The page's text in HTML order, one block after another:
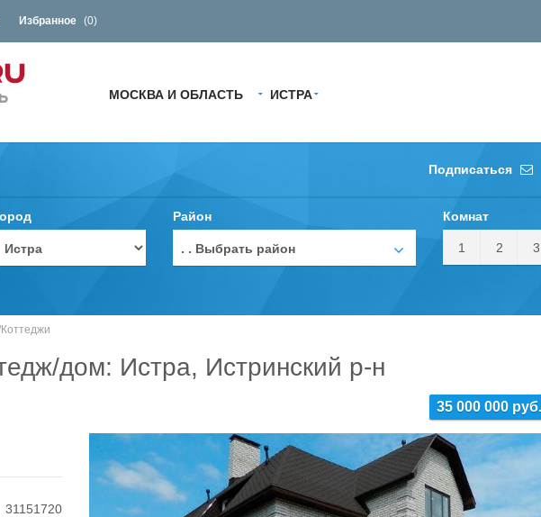
Избранное (0)
МОСКВА И ОБЛАСТЬ ИСТРА
Подписаться
Район
. . Выбрать район
Комнат
1 2 3
дом: Истра, Истринский р-н
35 000 000 руб.
31151720